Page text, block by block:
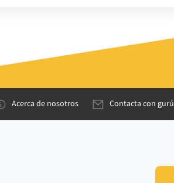
Acerca de nosotros Contacta con gurú